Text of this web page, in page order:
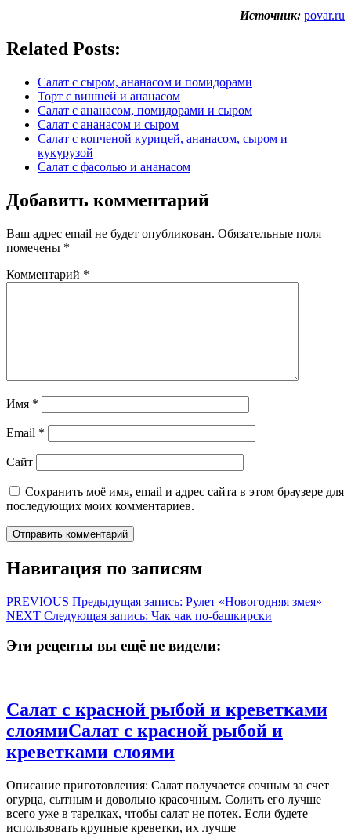
Источник: povar.ru
Related Posts:
Салат с сыром, ананасом и помидорами
Торт с вишней и ананасом
Салат с ананасом, помидорами и сыром
Салат с ананасом и сыром
Салат с копченой курицей, ананасом, сыром и
кукурузой
Салат с фасолью и ананасом
Добавить комментарий
Ваш адрес email не будет опубликован. Обязательные поля
помечены *
Комментарий *
Имя *
Email *
Сайт
Сохранить моё имя, email и адрес сайта в этом браузере для
последующих моих комментариев.
Навигация по записям
PREVIOUS Предыдущая запись: Рулет «Новогодняя змея»
NEXT Следующая запись: Чак чак по-башкирски
Эти рецепты вы ещё не видели:
Салат с красной рыбой и креветками
слоямиСалат с красной рыбой и
креветками слоями
Описание приготовления: Салат получается сочным за счет
огурца, сытным и довольно красочным. Солить его лучше
всего уже в тарелках, чтобы салат не потек. Если будете
использовать крупные креветки, их лучше